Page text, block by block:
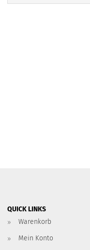
QUICK LINKS
Warenkorb
Mein Konto